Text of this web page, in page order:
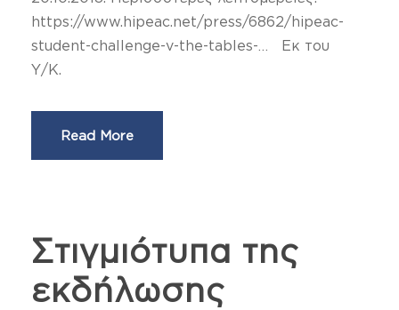
https://www.hipeac.net/press/6862/hipeac-
student-challenge-v-the-tables-… Εκ του
Υ/Κ.
Read More
Στιγμιότυπα της
εκδήλωσης